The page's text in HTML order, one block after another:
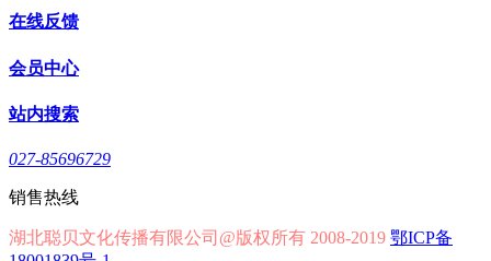
在线反馈
会员中心
站内搜索
027-85696729
销售热线
湖北聪贝文化传播有限公司@版权所有 2008-2019 鄂ICP备